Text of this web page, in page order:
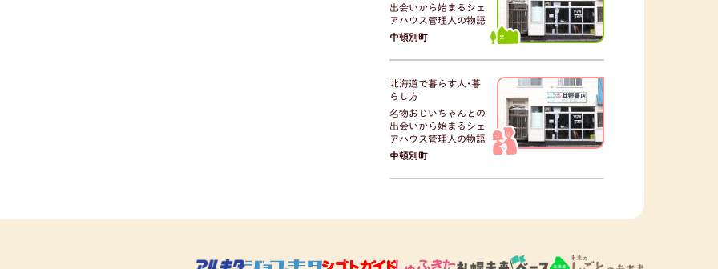
出会いから始まるシェ
アハウス管理人の物語
中頓別町
北海道で暮らす人･暮
らし方
名物おじいちゃんとの
出会いから始まるシェ
アハウス管理人の物語
中頓別町